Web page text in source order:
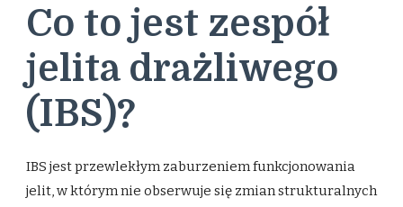
Co to jest zespół
jelita drażliwego
(IBS)?
IBS jest przewlekłym zaburzeniem funkcjonowania
jelit, w którym nie obserwuje się zmian strukturalnych